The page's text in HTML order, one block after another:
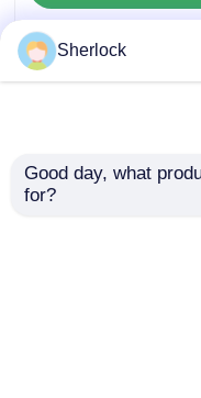
Fábrica da
Sherlock
Good day, what
for?